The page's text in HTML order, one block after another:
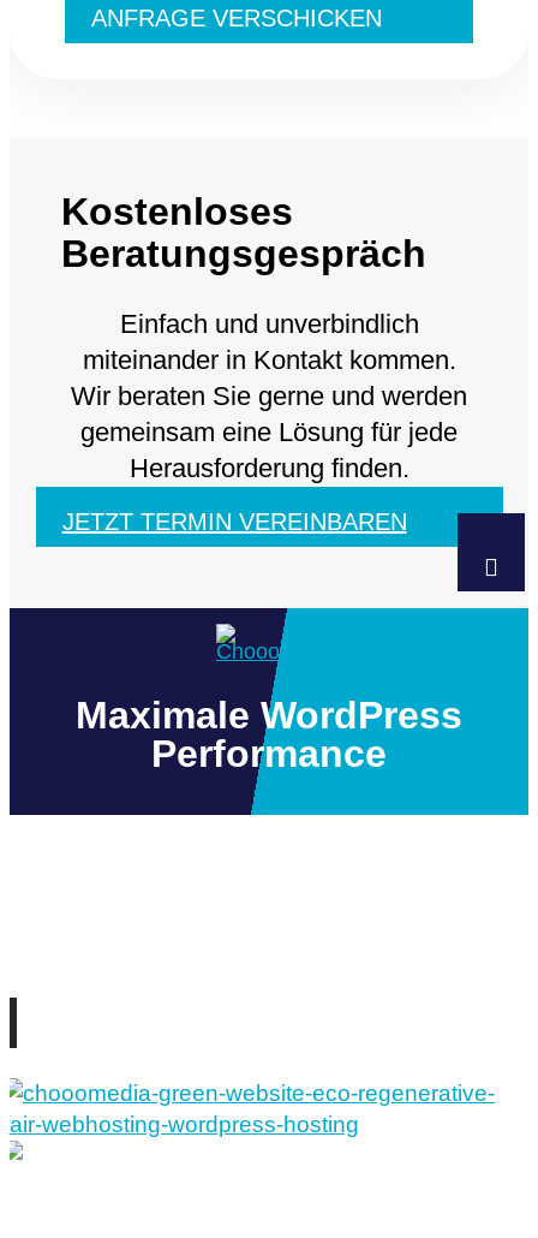
ANFRAGE VERSCHICKEN
Kostenloses
Beratungsgespräch
Einfach und unverbindlich
miteinander in Kontakt kommen.
Wir beraten Sie gerne und werden
gemeinsam eine Lösung für jede
Herausforderung finden.
JETZT TERMIN VEREINBAREN
Maximale WordPress
Performance